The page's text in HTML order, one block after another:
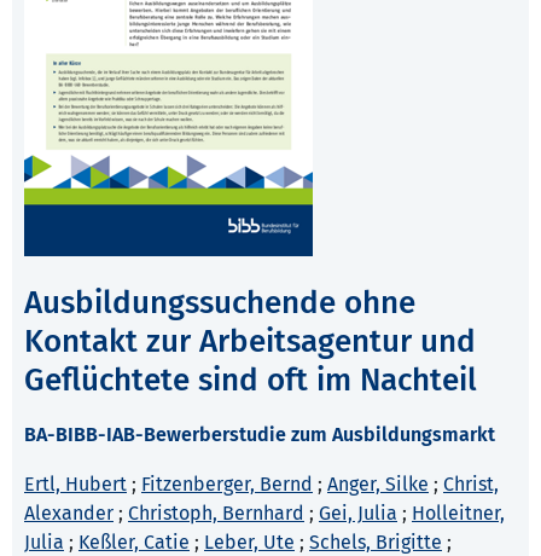
Ausbildungssuchende ohne
Kontakt zur Arbeitsagentur und
Geflüchtete sind oft im Nachteil
BA-BIBB-IAB-Bewerberstudie zum Ausbildungsmarkt
Ertl, Hubert ; Fitzenberger, Bernd ; Anger, Silke ; Christ,
Alexander ; Christoph, Bernhard ; Gei, Julia ; Holleitner,
Julia ; Keßler, Catie ; Leber, Ute ; Schels, Brigitte ;